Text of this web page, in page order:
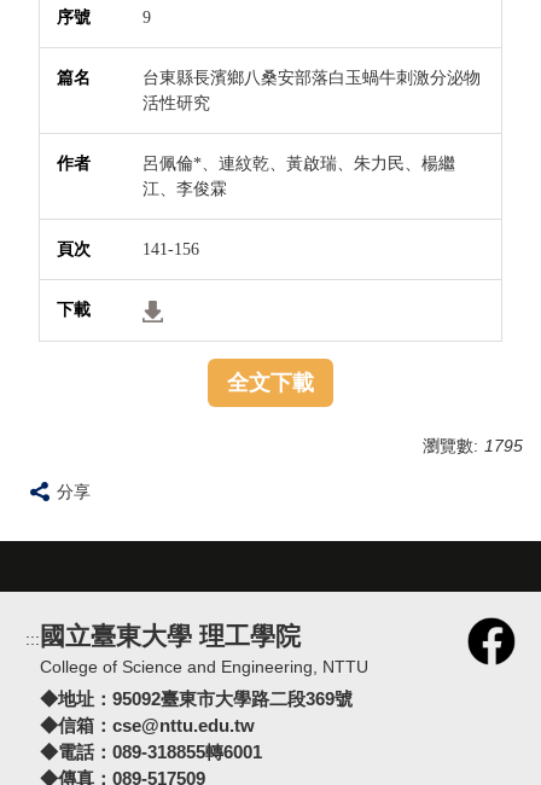
9
台東縣長濱鄉八桑安部落白玉蝸牛刺激分泌物
活性研究
呂佩倫*、連紋乾、黃啟瑞、朱力民、楊繼
江、李俊霖
141-156
全文下載
瀏覽數: 1795
分享
::: 國立臺東大學 理工學院
College of Science and Engineering, NTTU
◆地址： 95092臺東市大學路二段369號
◆信箱： cse@nttu.edu.tw
◆電話：089-318855轉6001
◆傳真：089-517509